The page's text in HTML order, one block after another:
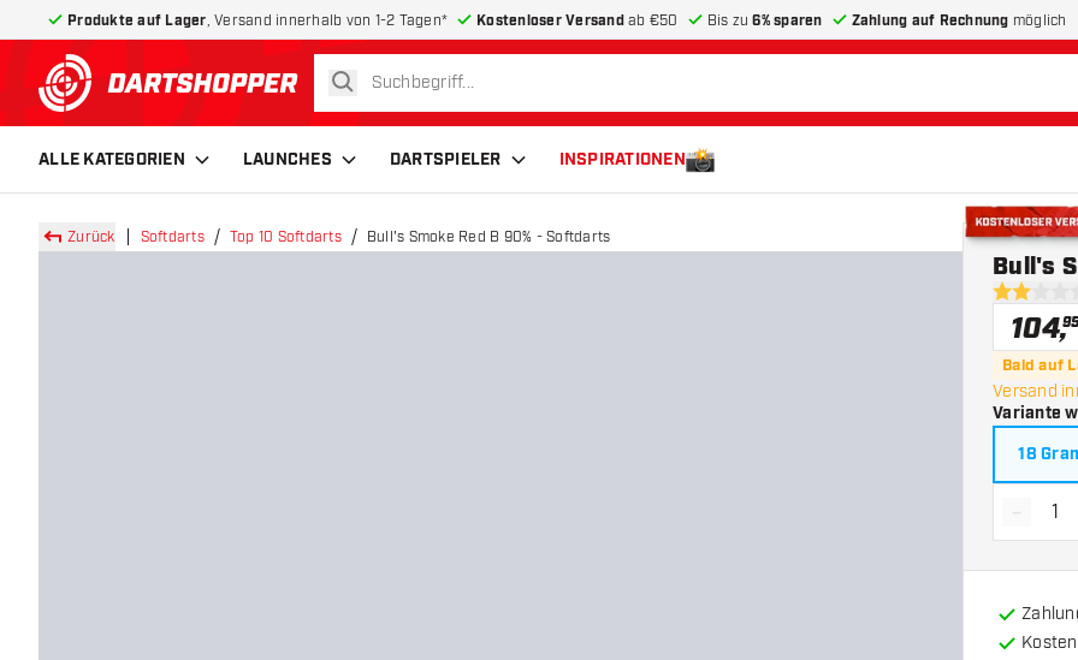
Produkte auf Lager , Versand innerhalb von 1-2 Tagen* Kostenloser Versandab €50 Bis zu6% sparen Zahlung auf Rechnung möglich
zurück zur Startseite
suchen
ALLE KATEGORIEN LAUNCHES DARTSPIELER INSPIRATIONEN
Zurück Softdarts Top 10 Softdarts Bull's Smoke Red B 90% - Softdarts
Kostenloser
2
Bull's
104,
Bald auf
Versand
Variante
18
-